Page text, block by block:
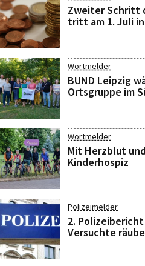
Zweiter Schritt
tritt am 1. Juli
Wortmelder
BUND Leipzig
Ortsgruppe im
Wortmelder
Mit Herzblut
Kinderhospiz
Polizeimelder
2. Polizeibericht
Versuchte